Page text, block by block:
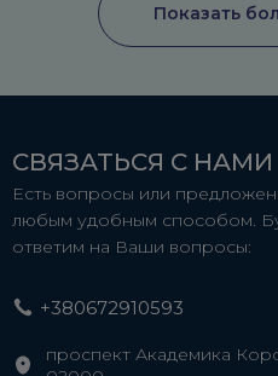
Показать
СВЯЗАТЬСЯ С НАМИ
Есть вопросы или
любым удобным способом.
ответим на Ваши вопросы:
+380672910593
проспект Академика